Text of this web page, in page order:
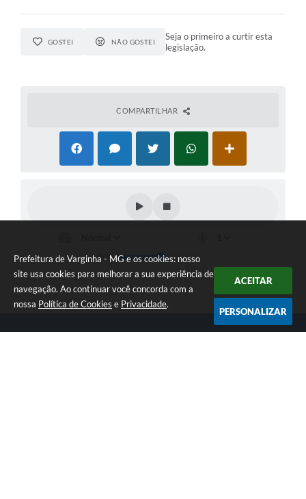
Prefeitura de Varginha - MG e os cookies: nosso
site usa cookies para melhorar a sua experiência de
navegação. Ao continuar você concorda com a
nossa Política de Cookies e Privacidade.
ACEITAR
PERSONALIZAR
GOSTEI NÃO GOSTEI
Seja o primeiro a curtir esta
legislação.
COMPARTILHAR